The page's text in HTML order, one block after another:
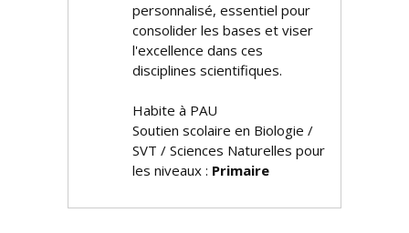
personnalisé, essentiel pour
consolider les bases et viser
l'excellence dans ces
disciplines scientifiques.
Habite à PAU
Soutien scolaire en Biologie /
SVT / Sciences Naturelles pour
les niveaux : Primaire